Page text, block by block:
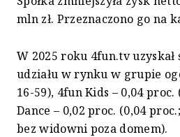
mln zł. Przeznaczono go na
W 2025 roku 4fun.tv uzyskał
udziału w rynku w grupie
16-59), 4fun Kids – 0,04
Dance – 0,02 proc. (0,04
bez widowni poza domem).